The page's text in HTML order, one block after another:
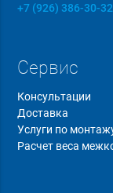
+7 (926) 386-30-32
Сервис
Консультации
Доставка
Услуги по
Расчет веса